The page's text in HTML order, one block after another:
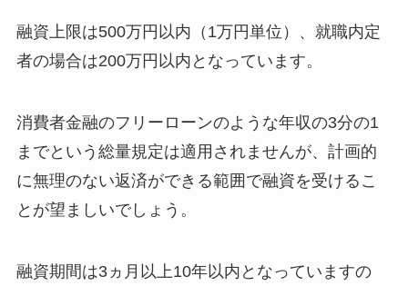
融資上限は500万円以内（1万円単位）、就職内定
者の場合は200万円以内となっています。
消費者金融のフリーローンのような年収の3分の1
までという総量規定は適用されませんが、計画的
に無理のない返済ができる範囲で融資を受けるこ
とが望ましいでしょう。
融資期間は3ヵ月以上10年以内となっていますの